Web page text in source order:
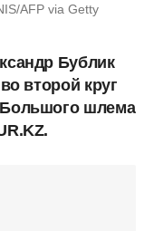
AFP via Getty
Бублик
второй круг
Большого шлема